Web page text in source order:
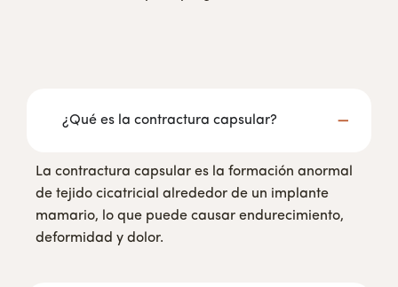
¿Qué es la contractura capsular?
La contractura capsular es la formación anormal
de tejido cicatricial alrededor de un implante
mamario, lo que puede causar endurecimiento,
deformidad y dolor.